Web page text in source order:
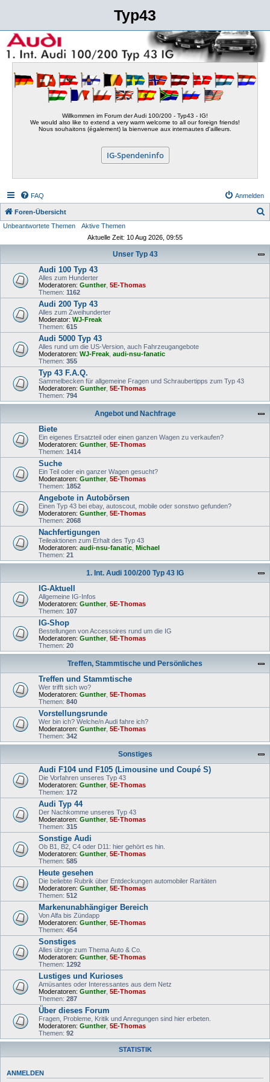
Typ43
Willkommen im Forum der Audi 100/200 - Typ43 - IG!
We would also like to extend a very warm welcome to all our foreign friends!
Nous souhaitons (également) la bienvenue aux internautes d'ailleurs.
IG-Spendeninfo
FAQ Anmelden
Foren-Übersicht
Unbeantwortete Themen
Aktive Themen
Aktuelle Zeit: 10 Aug 2026, 09:55
Unser Typ 43
Audi 100 Typ 43
Alles zum Hunderter
Moderatoren: Gunther, 5E-Thomas
Themen: 1162
Audi 200 Typ 43
Alles zum Zweihunderter
Moderator: WJ-Freak
Themen: 615
Audi 5000 Typ 43
Alles rund um die US-Version, auch Fahrzeugangebote
Moderatoren: WJ-Freak audi-nsu-fanatic
Themen: 355
Typ 43 F.A.Q.
Sammelbecken für allgemeine Fragen und Schraubertipps zum Typ 43
Moderatoren: Gunther, 5E-Thomas
Themen: 794
Angebot und Nachfrage
Biete
Ein eigenes Ersatzteil oder einen ganzen Wagen zu verkaufen?
Moderatoren: Gunther, 5E-Thomas
Themen: 1414
Suche
Ein Teil oder ein ganzer Wagen gesucht?
Moderatoren: Gunther, 5E-Thomas
Themen: 1852
Angebote in Autobörsen
Einen Typ 43 bei ebay, autoscout, mobile oder sonstwo gefunden?
Moderatoren: Gunther, 5E-Thomas
Themen: 2068
Nachfertigungen
Teileaktionen zum Erhalt des Typ 43
Moderatoren: audi-nsu-fanatic Michael
Themen: 21
1. Int. Audi 100/200 Typ 43 IG
IG-Aktuell
Allgemeine IG-Infos
Moderatoren: Gunther, 5E-Thomas
Themen: 107
IG-Shop
Bestellungen von Accessoires rund um die IG
Moderatoren: Gunther, 5E-Thomas
Themen: 20
Treffen, Stammtische und Persönliches
Treffen und Stammtische
Wer trifft sich wo?
Moderatoren: Gunther, 5E-Thomas
Themen: 840
Vorstellungsrunde
Wer bin ich? Welche/n Audi fahre ich?
Moderatoren: Gunther, 5E-Thomas
Themen: 342
Sonstiges
Audi F104 und F105 (Limousine und Coupé S)
Die Vorfahren unseres Typ 43
Moderatoren: Gunther, 5E-Thomas
Themen: 172
Audi Typ 44
Der Nachkomme unseres Typ 43
Moderatoren: Gunther, 5E-Thomas
Themen: 315
Sonstige Audi
Ob B1, B2, C4 oder D11: hier gehört es hin.
Moderatoren: Gunther, 5E-Thomas
Themen: 585
Heute gesehen
Die beliebte Rubrik über Entdeckungen automobiler Raritäten
Moderatoren: Gunther, 5E-Thomas
Themen: 512
Markenunabhängiger Bereich
Von Alfa bis Zündapp
Moderatoren: Gunther, 5E-Thomas
Themen: 454
Sonstiges
Alles übrige zum Thema Auto & Co.
Moderatoren: Gunther, 5E-Thomas
Themen: 1292
Lustiges und Kurioses
Amüsantes oder Interessantes aus dem Netz
Moderatoren: Gunther, 5E-Thomas
Themen: 287
Über dieses Forum
Fragen, Probleme, Kritik und Anregungen sind hier erbeten.
Moderatoren: Gunther, 5E-Thomas
Themen: 92
STATISTIK
ANMELDEN